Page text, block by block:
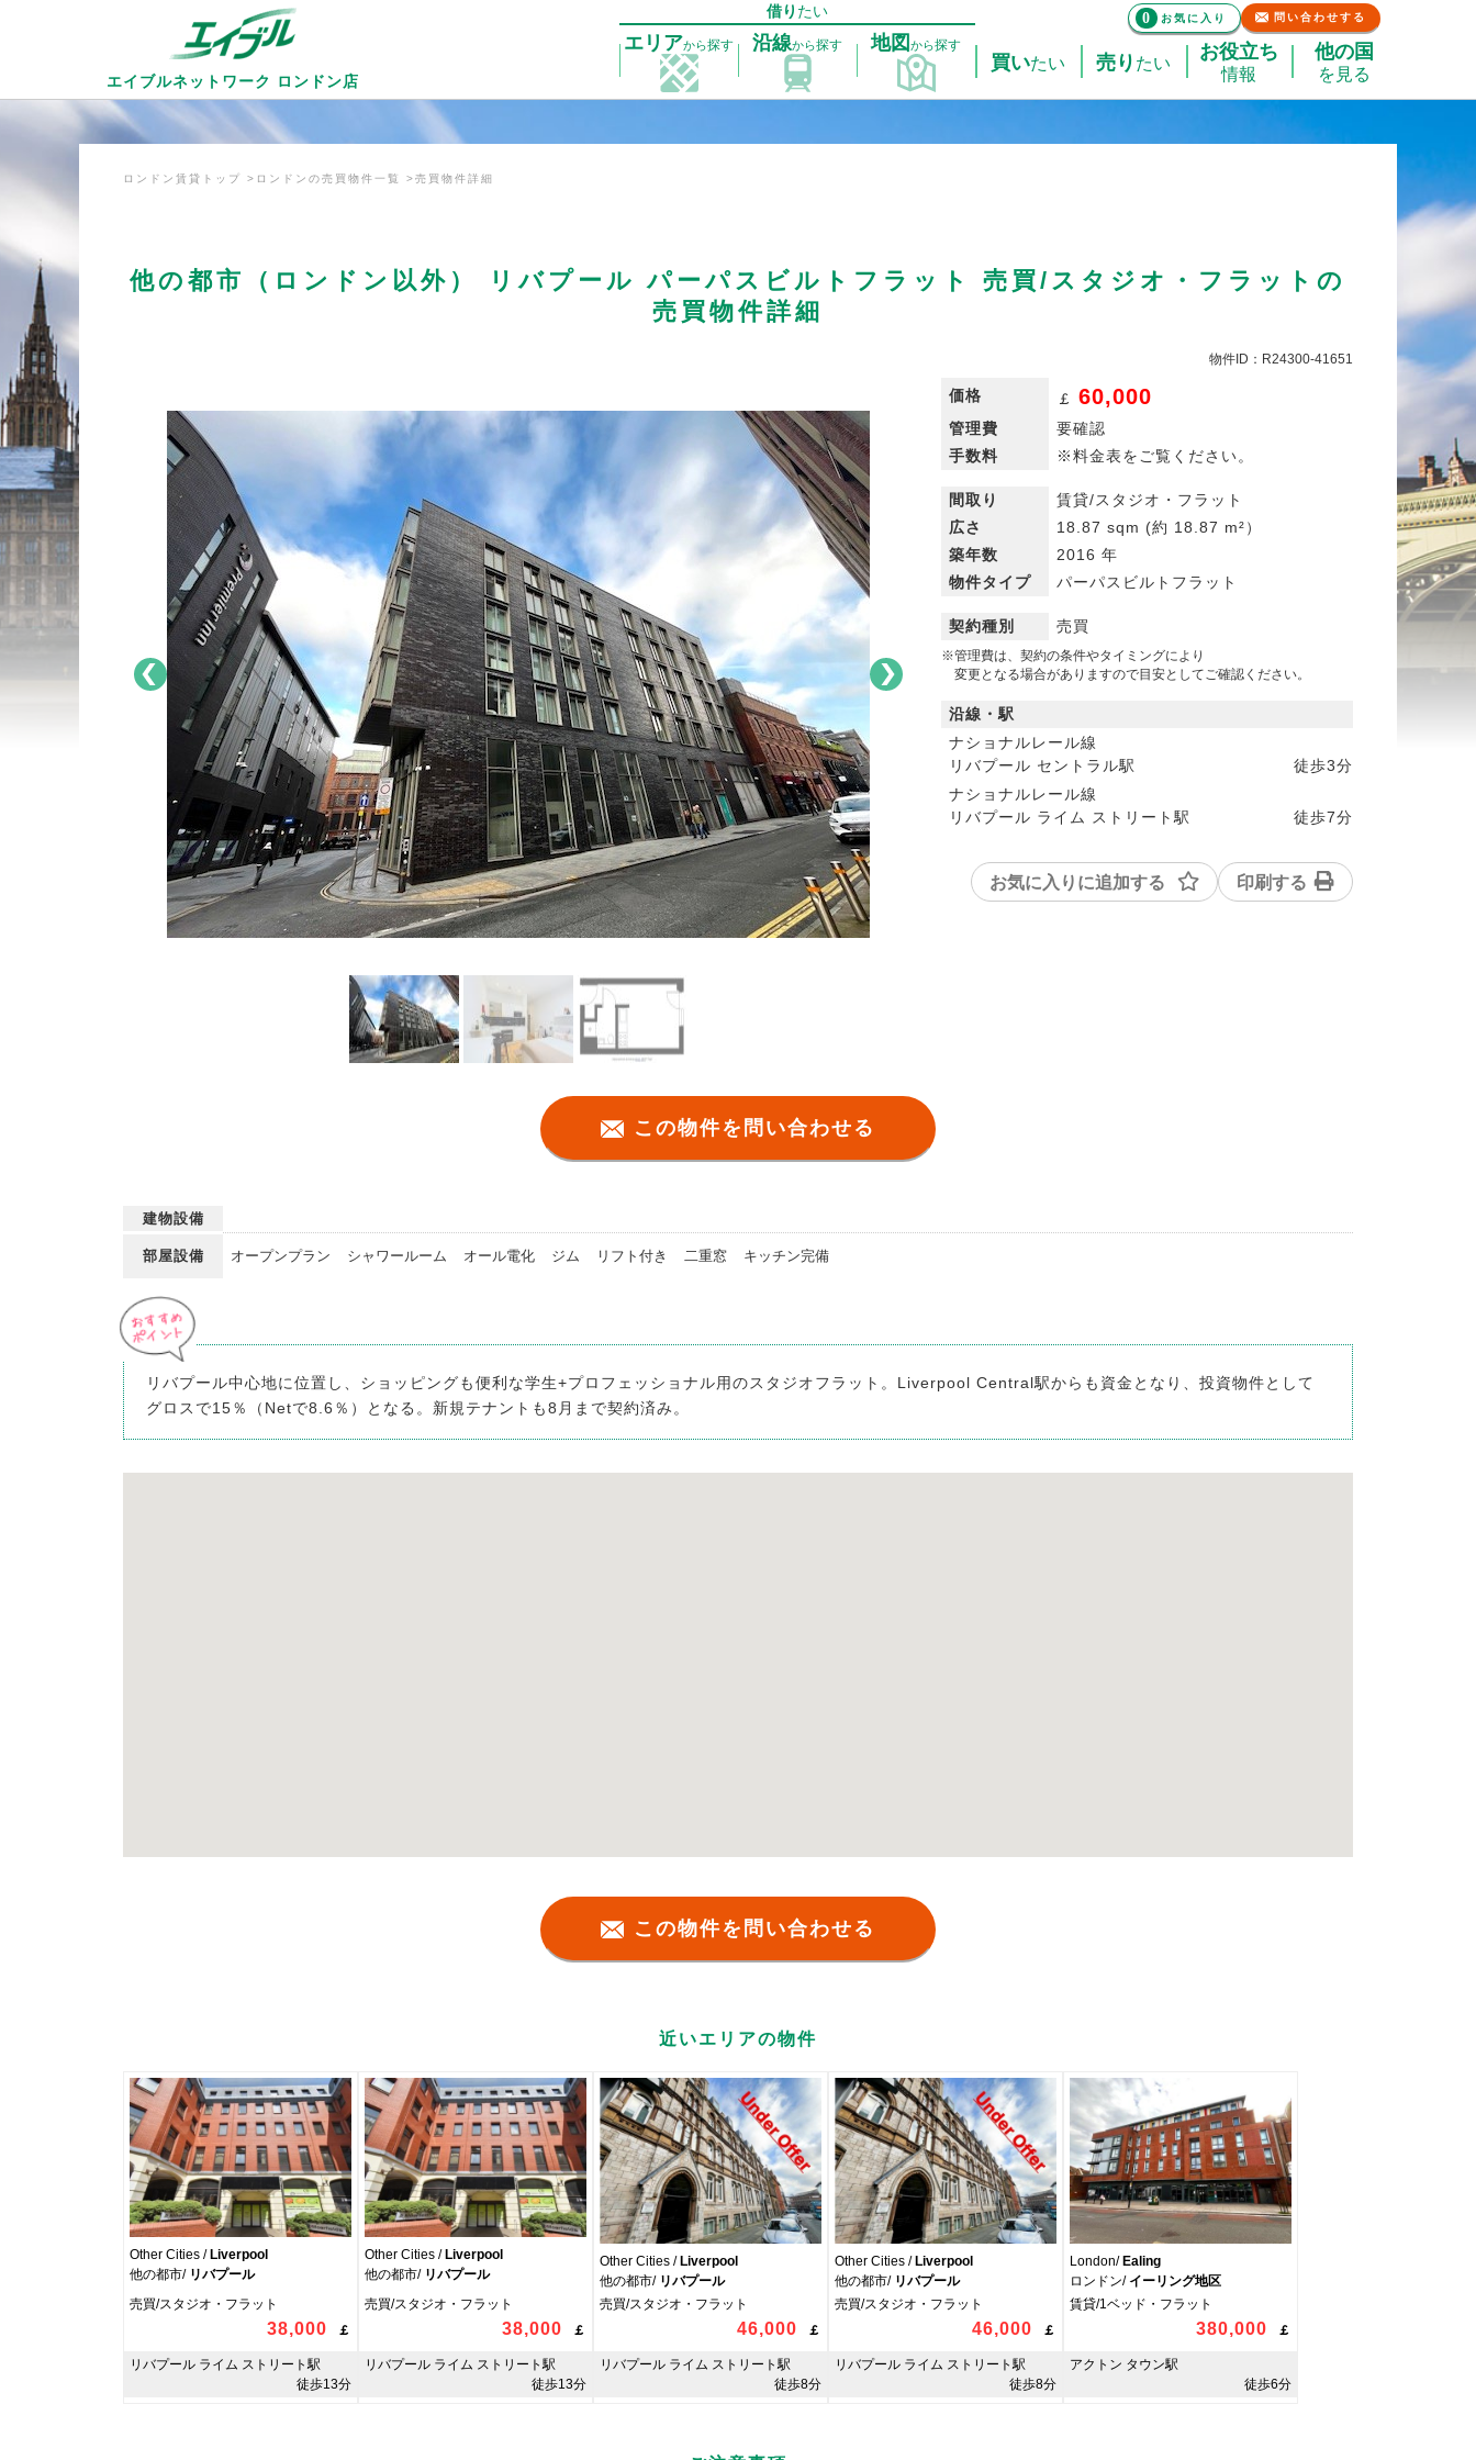
エイブルネットワーク ロンドン店
借り たい
エリアから探す 沿線から探す 地図 から探す
買いたい 売り たい お役立ち
情報
他の国
を見る
0 お気に入り 問い合わせする
ロンドン賃貸トップ ロンドンの売買物件一覧 売買物件詳細
他の都市（ロンドン以外） リバプール パーパスビルトフラット 売買/スタジオ・フラットの
売買物件詳細
物件ID：R24300-41651
価格 ￡ 60,000
管理費
要確認
手数料
※料金表をご覧ください。
間取り
賃貸/スタジオ・フラット
広さ
18.87 sqm (約 18.87 m²）
築年数
2016 年
物件タイプ
パーパスビルトフラット
契約種別 売買
※管理費は、契約の条件やタイミングにより
変更となる場合がありますので目安としてご確認ください。
沿線・駅
ナショナルレール線
リバプール セントラル駅
徒歩3分
ナショナルレール線
リバプール ライム ストリート駅
徒歩7分
お気に入りに追加する 印刷する
この物件を問い合わせる
建物設備
部屋設備 オープンプラン シャワールーム オール電化 ジム リフト付き 二重窓 キッチン完備
リバプール中心地に位置し、ショッピングも便利な学生+プロフェッショナル用のスタジオフラット。Liverpool Central駅からも資金となり、投資物件として
グロスで15％（Netで8.6％）となる。新規テナントも8月まで契約済み。
この物件を問い合わせる
近いエリアの物件
Other Cities /Liverpool
他の都市/ リバプール
売買/スタジオ・フラット
38,000 ￡
リバプール ライム ストリート駅
徒歩13分
Other Cities /Liverpool
他の都市/ リバプール
売買/スタジオ・フラット
38,000 ￡
リバプール ライム ストリート駅
徒歩13分
Other Cities /Liverpool
他の都市/ リバプール
売買/スタジオ・フラット
46,000 ￡
リバプール ライム ストリート駅
徒歩8分
Other Cities /Liverpool
他の都市/ リバプール
売買/スタジオ・フラット
46,000 ￡
リバプール ライム ストリート駅
徒歩8分
London/ Ealing
ロンドン/ イーリング地区
賃貸/1ベッド・フラット
380,000 ￡
アクトン タウン駅
徒歩6分